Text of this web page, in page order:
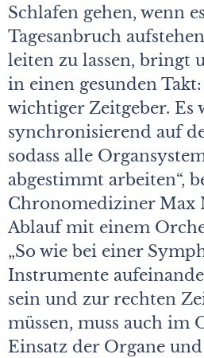
Schlafen gehen, wenn
Tagesanbruch
leiten zu lassen, bringt
in einen gesunden
wichtiger Zeitgeber. Es
synchronisierend auf
sodass alle
abgestimmt arbeiten“,
Chronomediziner Max
Ablauf mit einem
„So wie bei einer
Instrumente
sein und zur rechten
müssen, muss auch im
Einsatz der Organe